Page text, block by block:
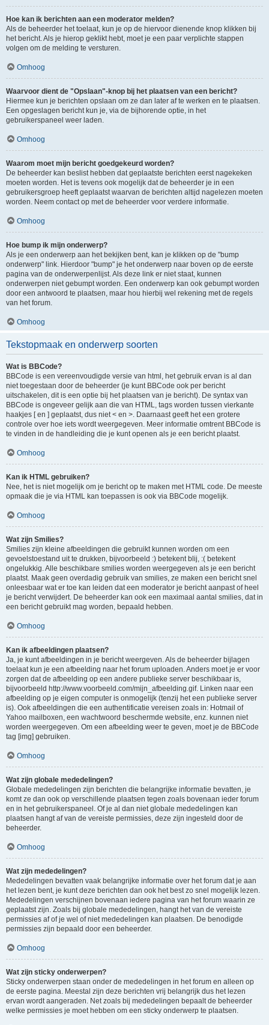
Hoe kan ik berichten aan een moderator melden?
Als de beheerder het toelaat, kun je op de hiervoor dienende knop klikken bij
het bericht. Als je hierop geklikt hebt, moet je een paar verplichte stappen
volgen om de melding te versturen.
Omhoog
Waarvoor dient de "Opslaan"-knop bij het plaatsen van een bericht?
Hiermee kun je berichten opslaan om ze dan later af te werken en te plaatsen.
Een opgeslagen bericht kun je, via de bijhorende optie, in het
gebruikerspaneel weer laden.
Omhoog
Waarom moet mijn bericht goedgekeurd worden?
De beheerder kan beslist hebben dat geplaatste berichten eerst nagekeken
moeten worden. Het is tevens ook mogelijk dat de beheerder je in een
gebruikersgroep heeft geplaatst waarvan de berichten altijd nagelezen moeten
worden. Neem contact op met de beheerder voor verdere informatie.
Omhoog
Hoe bump ik mijn onderwerp?
Als je een onderwerp aan het bekijken bent, kan je klikken op de "bump
onderwerp" link. Hierdoor "bump" je het onderwerp naar boven op de eerste
pagina van de onderwerpenlijst. Als deze link er niet staat, kunnen
onderwerpen niet gebumpt worden. Een onderwerp kan ook gebumpt worden
door een antwoord te plaatsen, maar hou hierbij wel rekening met de regels
van het forum.
Omhoog
Tekstopmaak en onderwerp soorten
Wat is BBCode?
BBCode is een vereenvoudigde versie van html, het gebruik ervan is al dan
niet toegestaan door de beheerder (je kunt BBCode ook per bericht
uitschakelen, dit is een optie bij het plaatsen van je bericht). De syntax van
BBCode is ongeveer gelijk aan die van HTML, tags worden tussen vierkante
haakjes [ en ] geplaatst, dus niet < en >. Daarnaast geeft het een grotere
controle over hoe iets wordt weergegeven. Meer informatie omtrent BBCode is
te vinden in de handleiding die je kunt openen als je een bericht plaatst.
Omhoog
Kan ik HTML gebruiken?
Nee, het is niet mogelijk om je bericht op te maken met HTML code. De meeste
opmaak die je via HTML kan toepassen is ook via BBCode mogelijk.
Omhoog
Wat zijn Smilies?
Smilies zijn kleine afbeeldingen die gebruikt kunnen worden om een
gevoelstoestand uit te drukken, bijvoorbeeld :) betekent blij, :( betekent
ongelukkig. Alle beschikbare smilies worden weergegeven als je een bericht
plaatst. Maak geen overdadig gebruik van smilies, ze maken een bericht snel
onleesbaar wat er toe kan leiden dat een moderator je bericht aanpast of heel
je bericht verwijdert. De beheerder kan ook een maximaal aantal smilies, dat in
een bericht gebruikt mag worden, bepaald hebben.
Omhoog
Kan ik afbeeldingen plaatsen?
Ja, je kunt afbeeldingen in je bericht weergeven. Als de beheerder bijlagen
toelaat kun je een afbeelding naar het forum uploaden. Anders moet je er voor
zorgen dat de afbeelding op een andere publieke server beschikbaar is,
bijvoorbeeld http://www.voorbeeld.com/mijn_afbeelding.gif. Linken naar een
afbeelding op je eigen computer is onmogelijk (tenzij het een publieke server
is). Ook afbeeldingen die een authentificatie vereisen zoals in: Hotmail of
Yahoo mailboxen, een wachtwoord beschermde website, enz. kunnen niet
worden weergegeven. Om een afbeelding weer te geven, moet je de BBCode
tag [img] gebruiken.
Omhoog
Wat zijn globale mededelingen?
Globale mededelingen zijn berichten die belangrijke informatie bevatten, je
komt ze dan ook op verschillende plaatsen tegen zoals bovenaan ieder forum
en in het gebruikerspaneel. Of je al dan niet globale mededelingen kan
plaatsen hangt af van de vereiste permissies, deze zijn ingesteld door de
beheerder.
Omhoog
Wat zijn mededelingen?
Mededelingen bevatten vaak belangrijke informatie over het forum dat je aan
het lezen bent, je kunt deze berichten dan ook het best zo snel mogelijk lezen.
Mededelingen verschijnen bovenaan iedere pagina van het forum waarin ze
geplaatst zijn. Zoals bij globale mededelingen, hangt het van de vereiste
permissies af of je wel of niet mededelingen kan plaatsen. De benodigde
permissies zijn bepaald door een beheerder.
Omhoog
Wat zijn sticky onderwerpen?
Sticky onderwerpen staan onder de mededelingen in het forum en alleen op
de eerste pagina. Meestal zijn deze berichten vrij belangrijk dus het lezen
ervan wordt aangeraden. Net zoals bij mededelingen bepaalt de beheerder
welke permissies je moet hebben om een sticky onderwerp te plaatsen.